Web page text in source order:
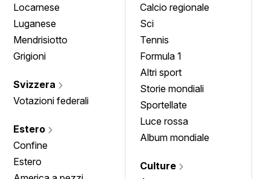
Locarnese
Luganese
Mendrisiotto
Grigioni
Svizzera
Votazioni federali
Estero
Confine
Estero
Calcio regionale
Sci
Tennis
Formula 1
Altri sport
Storie mondiali
Sportellate
Luce rossa
Album mondiale
Culture